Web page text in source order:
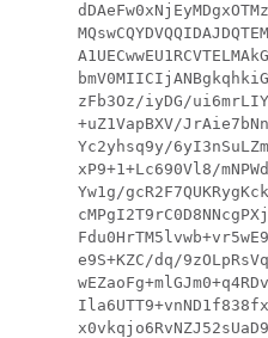
zFb3Oz/iyDG/
+uZ1VapBXV/
Yc2yhsq9y/
xP9+1+Lc690Vl8/
Yw1g/
e9S+KZC/dq/